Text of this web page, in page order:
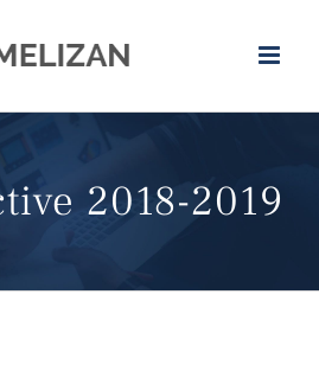
2018-2019